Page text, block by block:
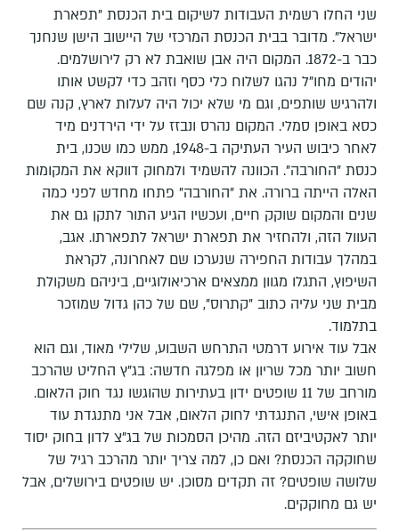
שני החלו רשמית העבודות לשיקום בית הכנסת "תפארת
ישראל". מדובר בבית הכנסת המרכזי של היישוב הישן שנחנך
כבר ב-1872. המקום היה אבן שואבת לא רק לירושלמים.
יהודים מחו"ל נהגו לשלוח כלי כסף וזהב כדי לקשט אותו
ולהרגיש שותפים, וגם מי שלא יכול היה לעלות לארץ, קנה שם
כסא באופן סמלי. המקום נהרס ונבזז על ידי הירדנים מיד
לאחר כיבוש העיר העתיקה ב-1948, ממש כמו שכנו, בית
כנסת "החורבה". הכוונה להשמיד ולמחוק דווקא את המקומות
האלה הייתה ברורה. את "החורבה" פתחו מחדש לפני כמה
שנים והמקום שוקק חיים, ועכשיו הגיע התור לתקן גם את
העוול הזה, ולהחזיר את תפארת ישראל לתפארתו. אגב,
במהלך עבודות החפירה שנערכו שם לאחרונה, לקראת
השיפוץ, התגלו מגוון ממצאים ארכיאולוגיים, ביניהם משקולת
מבית שני עליה כתוב "קתרוס", שם של כהן גדול שמוזכר
בתלמוד.
אבל עוד אירוע דרמטי התרחש השבוע, שלילי מאוד, וגם הוא
חשוב יותר מכל שריון או מפלגה חדשה: בג"ץ החליט שהרכב
מורחב של 11 שופטים ידון בעתירות שהוגשו נגד חוק הלאום.
באופן אישי, התנגדתי לחוק הלאום, אבל אני מתנגדת עוד
יותר לאקטיביזם הזה. מהיכן הסמכות של בג"צ לדון בחוק יסוד
שחוקקה הכנסת? ואם כן, למה צריך יותר מהרכב רגיל של
שלושה שופטים? זה תקדים מסוכן. יש שופטים בירושלים, אבל
יש גם מחוקקים.